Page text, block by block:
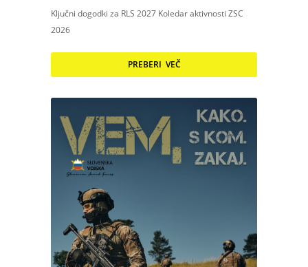
Ključni dogodki za RLS 2027 Koledar aktivnosti ZSC
2026
PREBERI VEČ